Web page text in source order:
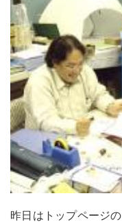
昨日はトップページ